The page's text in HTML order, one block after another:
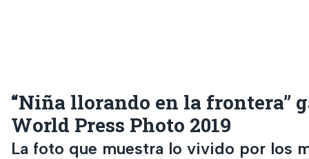
“Niña llorando en la frontera”
World Press Photo 2019
La foto que muestra lo vivido por los